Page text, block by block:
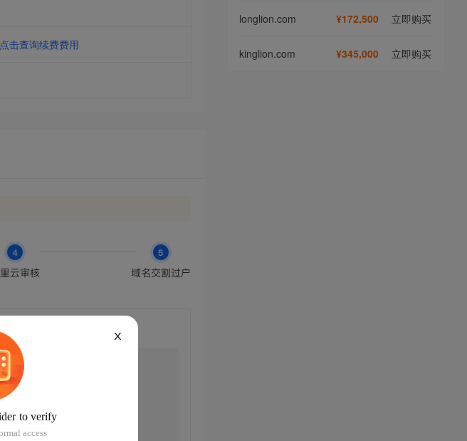
点击查询续费费用
longlion.com ¥172,500 立即购买
kinglion.com ¥345,000 立即购买
X